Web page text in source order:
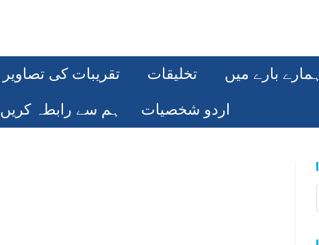
ہمارے بارے میں تخلیقات تقریبات کی تصاویر
اردو شخصیات ہم سے رابطہ کریں